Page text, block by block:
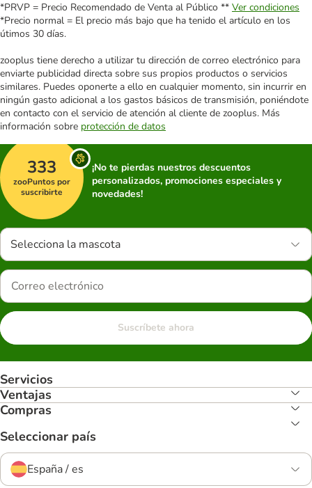
*PRVP = Precio Recomendado de Venta al Público ** Ver condiciones
*Precio normal = El precio más bajo que ha tenido el artículo en los
útimos 30 días.
zooplus tiene derecho a utilizar tu dirección de correo electrónico para
enviarte publicidad directa sobre sus propios productos o servicios
similares. Puedes oponerte a ello en cualquier momento, sin incurrir en
ningún gasto adicional a los gastos básicos de transmisión, poniéndote
en contacto con el servicio de atención al cliente de zooplus. Más
información sobre protección de datos
333
zooPuntos por
suscribirte
¡No te pierdas nuestros descuentos
personalizados, promociones especiales y
novedades!
Selecciona la mascota
Suscríbete ahora
Servicios
Ventajas
Compras
Seleccionar país
España / es